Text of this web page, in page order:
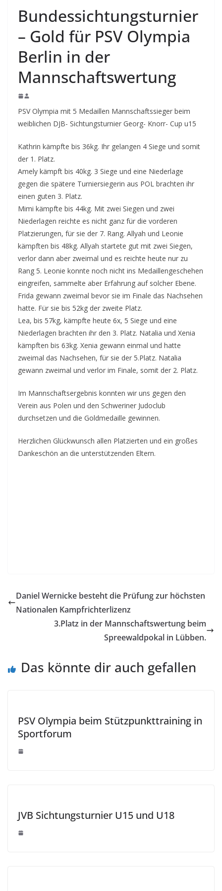
Bundessichtungsturnier
– Gold für PSV Olympia
Berlin in der
Mannschaftswertung
PSV Olympia mit 5 Medaillen Mannschaftssieger beim
weiblichen DJB- Sichtungsturnier Georg- Knorr- Cup u15
Kathrin kämpfte bis 36kg. Ihr gelangen 4 Siege und somit
der 1. Platz.
Amely kämpft bis 40kg. 3 Siege und eine Niederlage
gegen die spätere Turniersiegerin aus POL brachten ihr
einen guten 3. Platz.
Mimi kämpfte bis 44kg. Mit zwei Siegen und zwei
Niederlagen reichte es nicht ganz für die vorderen
Platzierungen, für sie der 7. Rang. Allyah und Leonie
kämpften bis 48kg. Allyah startete gut mit zwei Siegen,
verlor dann aber zweimal und es reichte heute nur zu
Rang 5. Leonie konnte noch nicht ins Medaillengeschehen
eingreifen, sammelte aber Erfahrung auf solcher Ebene.
Frida gewann zweimal bevor sie im Finale das Nachsehen
hatte. Für sie bis 52kg der zweite Platz.
Lea, bis 57kg, kämpfte heute 6x, 5 Siege und eine
Niederlagen brachten ihr den 3. Platz. Natalia und Xenia
kämpften bis 63kg. Xenia gewann einmal und hatte
zweimal das Nachsehen, für sie der 5.Platz. Natalia
gewann zweimal und verlor im Finale, somit der 2. Platz.
Im Mannschaftsergebnis konnten wir uns gegen den
Verein aus Polen und den Schweriner Judoclub
durchsetzen und die Goldmedaille gewinnen.
Herzlichen Glückwunsch allen Platzierten und ein großes
Dankeschön an die unterstützenden Eltern.
Daniel Wernicke besteht die Prüfung zur höchsten
Nationalen Kampfrichterlizenz
3.Platz in der Mannschaftswertung beim
Spreewaldpokal in Lübben.
Das könnte dir auch gefallen
PSV Olympia beim Stützpunkttraining in
Sportforum
JVB Sichtungsturnier U15 und U18